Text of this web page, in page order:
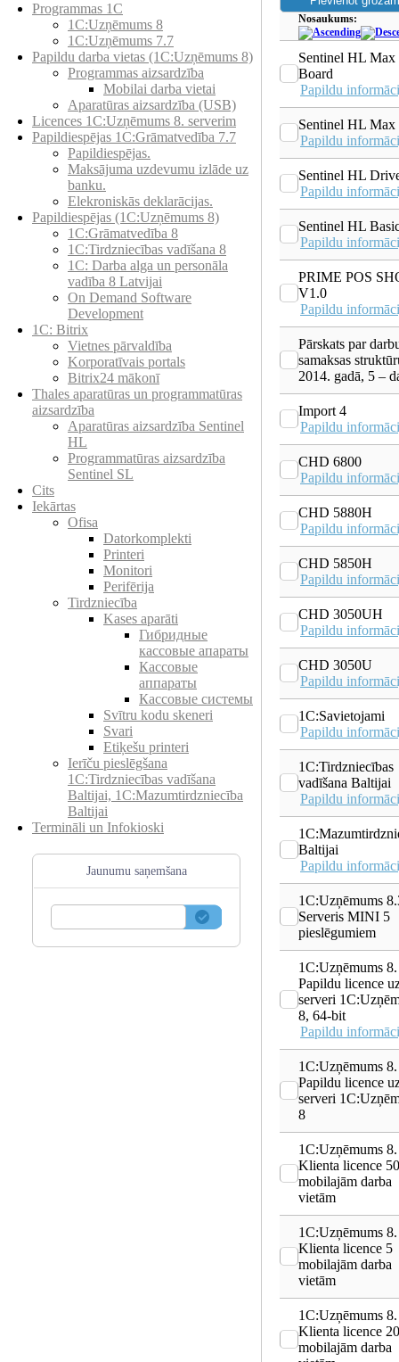
Programmas 1C
1C:Uzņēmums 8
1C:Uzņēmums 7.7
Papildu darba vietas (1C:Uzņēmums 8)
Programmas aizsardzība
Mobilai darba vietai
Aparatūras aizsardzība (USB)
Licences 1C:Uzņēmums 8. serverim
Papildiespējas 1C:Grāmatvedība 7.7
Papildiespējas.
Maksājuma uzdevumu izlāde uz
banku.
Elekroniskās deklarācijas.
Papildiespējas (1C:Uzņēmums 8)
1C:Grāmatvedība 8
1C:Tirdzniecības vadīšana 8
1С: Darba alga un personāla
vadība 8 Latvijai
On Demand Software
Development
1C: Bitrix
Vietnes pārvaldība
Korporatīvais portals
Bitrix24 mākonī
Thales aparatūras un programmatūras
aizsardzība
Aparatūras aizsardzība Sentinel
HL
Programmatūras aizsardzība
Sentinel SL
Cits
Iekārtas
Ofisa
Datorkomplekti
Printeri
Monitori
Perifērija
Tirdzniecība
Kases aparāti
Гибридные
кассовые апараты
Кассовые
аппараты
Кассовые системы
Svītru kodu skeneri
Svari
Etiķešu printeri
Ierīču pieslēgšana
1C:Tirdzniecības vadīšana
Baltijai, 1C:Mazumtirdzniecība
Baltijai
Termināli un Infokioski
Jaunumu saņemšana
Nosaukums:
Sentinel HL Max
Board
Papildu
Sentinel HL Max
Papildu
Sentinel HL
Papildu
Sentinel HL
Papildu
PRIME POS
V1.0
Papildu
Pārskats par
samaksas
2014. gadā, 5 –
Import 4
Papildu
CHD 6800
Papildu
CHD 5880H
Papildu
CHD 5850H
Papildu
CHD 3050UH
Papildu
CHD 3050U
Papildu
1C:Savietojami
Papildu
1C:Tirdzniecības
vadīšana Baltijai
Papildu
Baltijai
Papildu
1C:Uzņēmums
Serveris MINI 5
pieslēgumiem
1C:Uzņēmums 8.
Papildu licence
serveri
8, 64-bit
Papildu
1C:Uzņēmums 8.
Papildu licence
serveri
8
1C:Uzņēmums 8.
Klienta licence 50
mobilajām darba
vietām
1C:Uzņēmums 8.
Klienta licence 5
mobilajām darba
vietām
1C:Uzņēmums 8.
Klienta licence 20
mobilajām darba